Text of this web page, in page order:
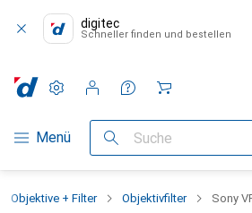
digitec
Schneller finden und bestellen
Navigation nach Kategorien
Menü Suche
Einstellungen
Kundenkonto
Vergleichslisten
Merklisten
Warenkorb
Objektive + Filter Objektivfilter Sony